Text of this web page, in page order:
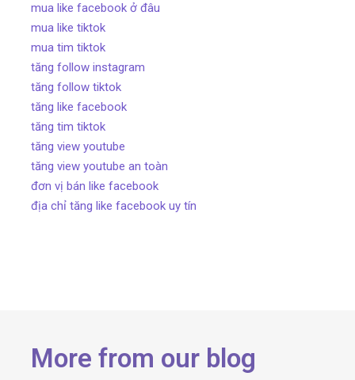
mua like facebook ở đâu
mua like tiktok
mua tim tiktok
tăng follow instagram
tăng follow tiktok
tăng like facebook
tăng tim tiktok
tăng view youtube
tăng view youtube an toàn
đơn vị bán like facebook
địa chỉ tăng like facebook uy tín
More from our blog